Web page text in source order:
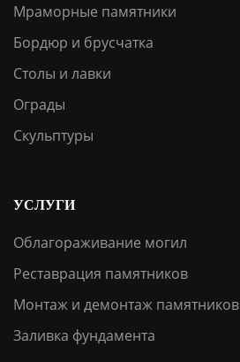
Мраморные памятники
Бордюр и брусчатка
Столы и лавки
Ограды
Скульптуры
УСЛУГИ
Облагораживание могил
Реставрация памятников
Монтаж и демонтаж памятников
Заливка фундамента